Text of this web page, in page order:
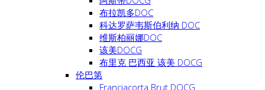
布拉凯多DOC
科达罗萨韦斯伯利纳 DOC
维斯柏丽娜DOC
该美DOCG
布里克 巴西亚 该美 DOCG
伦巴第
Franciacorta Brut DOCG